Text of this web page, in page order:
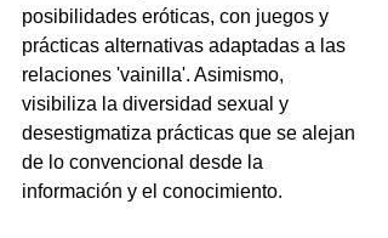
posibilidades eróticas, con juegos y
prácticas alternativas adaptadas a las
relaciones 'vainilla'. Asimismo,
visibiliza la diversidad sexual y
desestigmatiza prácticas que se alejan
de lo convencional desde la
información y el conocimiento.